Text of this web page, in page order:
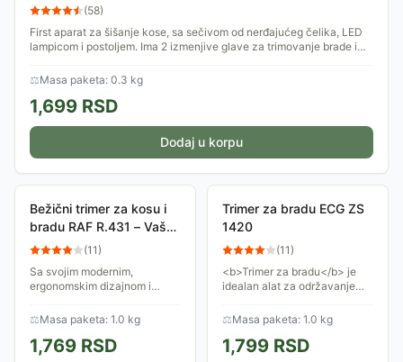
(58)
First aparat za šišanje kose, sa sečivom od nerđajućeg čelika, LED
lampicom i postoljem. Ima 2 izmenjive glave za trimovanje brade i
⚖Masa paketa: 0.3 kg
1,699 RSD
Dodaj u korpu
Bežični trimer za kosu i
bradu RAF R.431 – Vaš
lični stilista, bilo gde i bilo
(11)
Sa svojim modernim,
ergonomskim dizajnom i
trimer je stvoren za muškarce
koji vole brzinu,
jednostavnost i savršeno...
⚖Masa paketa: 1.0 kg
1,769 RSD
Trimer za bradu ECG ZS
1420
(11)
<b>Trimer za bradu</b> je
idealan alat za održavanje
dizajniran, ovaj punjivi trimer
omogućava vam da precizno
oblikujete...
⚖Masa paketa: 1.0 kg
1,799 RSD